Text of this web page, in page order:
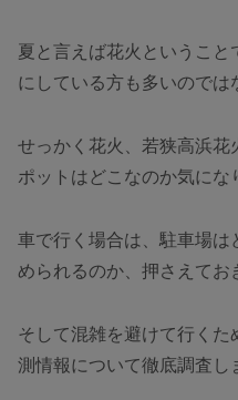
夏と言えば花火というこ
にしている方も多いのでは
せっかく花火、若狭高浜花
ポットはどこなのか気にな
車で行く場合は、駐車場は
められるのか、押さえてお
そして混雑を避けて行く
測情報について徹底調査し